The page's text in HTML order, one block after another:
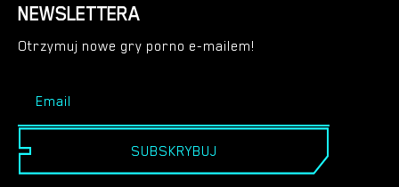
NEWSLETTERA
Otrzymuj nowe gry porno e-mailem!
SUBSKRYBUJ